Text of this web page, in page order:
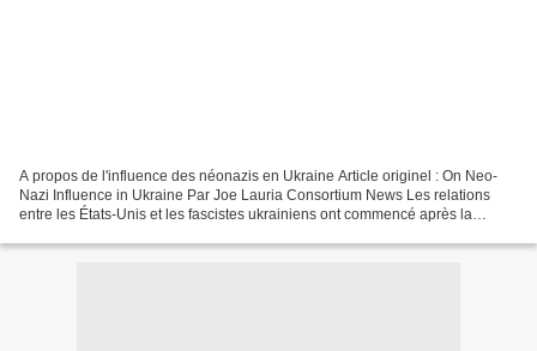
A propos de l'influence des néonazis en Ukraine Article originel : On Neo-
Nazi Influence in Ukraine Par Joe Lauria Consortium News Les relations
entre les États-Unis et les fascistes ukrainiens ont commencé après la